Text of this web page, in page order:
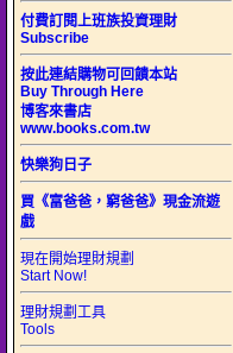
付費訂閱上班族投資理財
Subscribe
按此連結購物可回饋本站
Buy Through Here
博客來書店
www.books.com.tw
快樂狗日子
買《富爸爸，窮爸爸》現金流遊
戲
現在開始理財規劃
Start Now!
理財規劃工具
Tools